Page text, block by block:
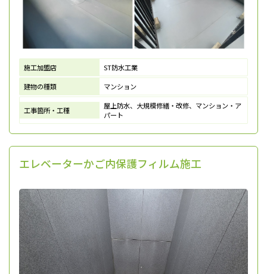
施工加盟店
ST防水工業
建物の種類
マンション
工事箇所・工種
屋上防水、大規模修繕・改修、マンション・ア
パート
エレベーターかご内保護フィルム施工